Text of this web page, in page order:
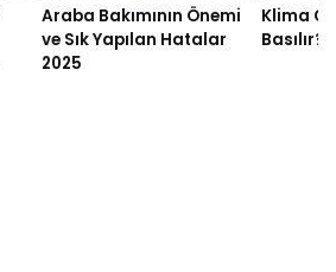
Araba Bakımının Önemi
ve Sık Yapılan Hatalar
2025
Klima
Basılır?